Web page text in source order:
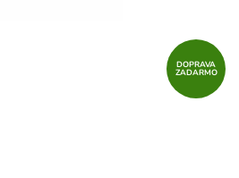
DOPRAVA
ZADARMO